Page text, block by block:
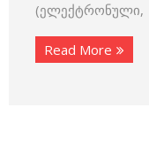
(ელექტრონული,
Read More